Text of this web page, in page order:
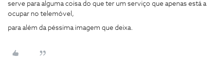
serve para alguma coisa do que ter um serviço que apenas está a
ocupar no telemóvel,
para além da péssima imagem que deixa.